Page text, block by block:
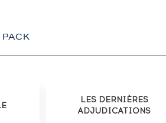
LES DERNIÈRES
ADJUDICATIONS